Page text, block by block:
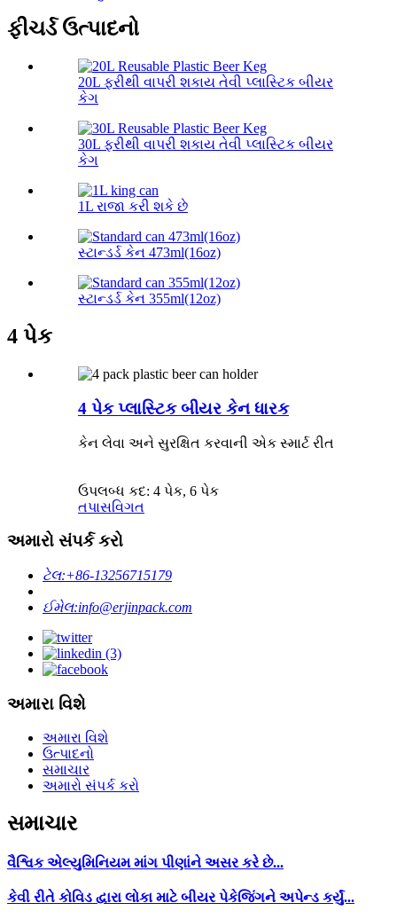
ફીચર્ડ ઉત્પાદનો
20L ફરીથી વાપરી શકાય તેવી પ્લાસ્ટિક બીયર
કેગ
30L ફરીથી વાપરી શકાય તેવી પ્લાસ્ટિક બીયર
કેગ
1L રાજા કરી શકે છે
સ્ટાન્ડર્ડ કેન 473ml(16oz)
સ્ટાન્ડર્ડ કેન 355ml(12oz)
4 પેક
4 પેક પ્લાસ્ટિક બીયર કેન ધારક
કેન લેવા અને સુરક્ષિત કરવાની એક સ્માર્ટ રીત
ઉપલબ્ધ કદ: 4 પેક, 6 પેક
તપાસવિગત
અમારો સંપર્ક કરો
ટેલ:+86-13256715179
ઈમેલ:info@erjinpack.com
અમારા વિશે
અમારા વિશે
ઉત્પાદનો
સમાચાર
અમારો સંપર્ક કરો
સમાચાર
વૈશ્વિક એલ્યુમિનિયમ માંગ પીણાંને અસર કરે છે...
કેવી રીતે કોવિડ દ્વારા લોકા માટે બીયર પેકેજિંગને અપેન્ડ કર્યું...